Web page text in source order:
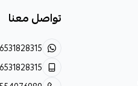
تواصل معنا